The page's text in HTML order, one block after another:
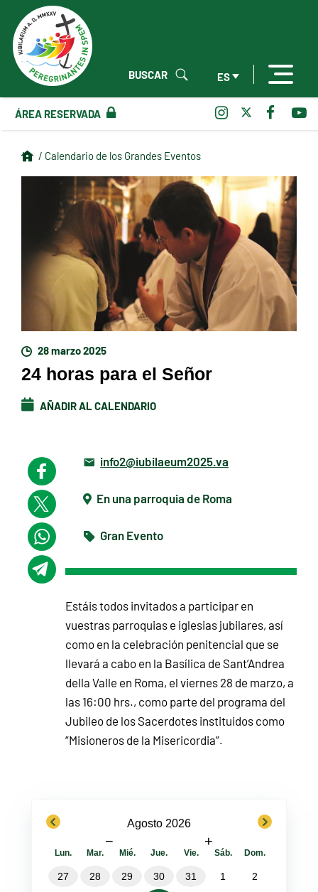
ES
BUSCAR
ÁREA RESERVADA
/ Calendario de los Grandes Eventos
28 marzo 2025
24 horas para el Señor
AÑADIR AL CALENDARIO
info2@iubilaeum2025.va
En una parroquia de Roma
Gran Evento
Estáis todos invitados a participar en
vuestras parroquias e iglesias jubilares, así
como en la celebración penitencial que se
llevará a cabo en la Basílica de Sant’Andrea
della Valle en Roma, el viernes 28 de marzo, a
las 16:00 hrs., como parte del programa del
Jubileo de los Sacerdotes instituidos como
“Misioneros de la Misericordia”.
previous Agosto 2026
− +
next
Lun. Mar. Mié. Jue. Vie. Sáb. Dom.
27 28 29 30 31 1 2